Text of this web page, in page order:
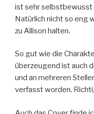
ist sehr selbstbewusst
Natürlich nicht so eng
zu Allison halten.
So gut wie die
überzeugend ist auch
und an mehreren
verfasst worden.